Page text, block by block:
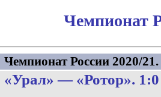
Чемпионат
Чемпионат России 2020/
«Урал» — «Ротор».